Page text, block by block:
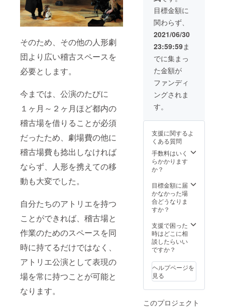
そのため、その他の人形劇
団より広い稽古スペースを
必要とします。
今までは、公演のたびに
１ヶ月～２ヶ月ほど都内の
稽古場を借りることが必須
だったため、劇場費の他に
稽古場費も捻出しなければ
ならず、人形を携えての移
動も大変でした。
自分たちのアトリエを持つ
ことができれば、稽古場と
作業のためのスペースを同
時に持てるだけではなく、
アトリエ公演として表現の
場を常に持つことが可能と
なります。
加下さ
い。
月～令
和4年9
月
８月の
どこか
で調整
させて
頂きま
すの
で、ご
希望日
を備考
欄に複
数日ご
記載く
演とは
り、人
形の息
遣いを
感じら
れる距
覧頂け
ます。
換気や
消毒な
対策を
徹底
し、上
演致し
後日お
送りす
るご案
内メー
載する
泊費が
かかる
場合が
ありま
すの
で、ご
相談く
ださい
※上演
には、
最低で
も横幅5
行3メー
広さが
必要で
す ※
ご質問
等ござ
たら、
お申込
みの前
にお問
せくだ
さい
※8月～
12月の
程を調
整いた
しま
す。予
まって
名前を
ご記入
くださ
い ・結
城一糸
による
人形講
座 ※
地下の
一糸座
アトリ
エに
が人形
方をマ
ンツー
マンで
お教え
します
時間１
名様）
・地下
の一糸
リエで
小作品
鑑賞
（人形
同日）
※10分
程度の
作品を
※１組２
目標金額に
関わらず、
2021/06/30
23:59:59ま
でに集まっ
た金額が
ファンディ
ングされま
す。
支援に関するよ
くある質問
手数料はいく
らかかります
か？
目標金額に届
かなかった場
合どうなりま
すか？
支援で困った
時はどこに相
談したらいい
ですか？
ヘルプページを
見る
このプロジェクト